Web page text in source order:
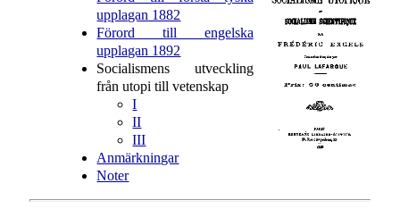
upplagan 1882
Förord till engelska
upplagan 1892
Socialismens utveckling
från utopi till vetenskap
I
II
III
Anmärkningar
Noter